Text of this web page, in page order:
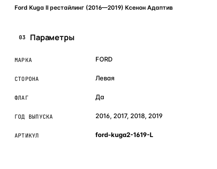
Ford Kuga II рестайлинг (2016—2019) Ксенон Адаптив
03 Параметры
МАРКА FORD
СТОРОНА Левая
ФЛАГ Да
ГОД ВЫПУСКА 2016, 2017, 2018, 2019
АРТИКУЛ ford-kuga2-1619-L